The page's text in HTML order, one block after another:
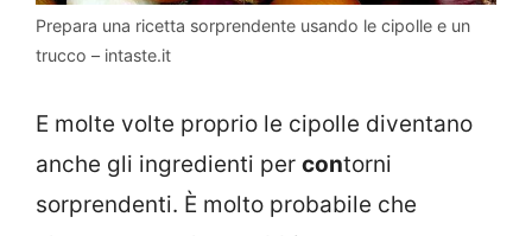
Prepara una ricetta sorprendente usando le cipolle e un
trucco – intaste.it
E molte volte proprio le cipolle diventano
anche gli ingredienti per contorni
sorprendenti. È molto probabile che